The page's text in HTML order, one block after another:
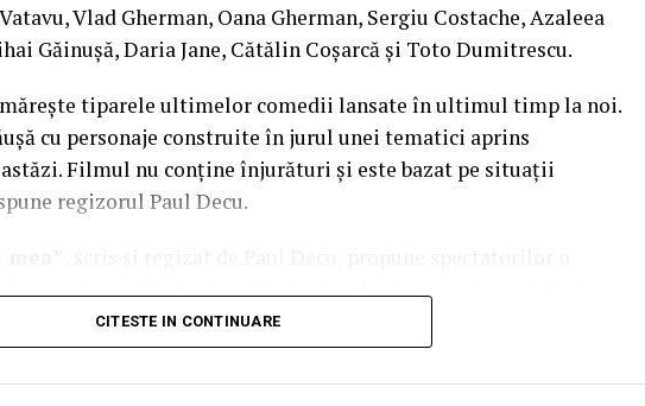
Vlad Gherman, Oana Gherman, Sergiu Costache, Azaleea
Găinușă, Daria Jane, Cătălin Coșarcă și Toto Dumitrescu.
tiparele ultimelor comedii lansate în ultimul timp la noi.
cu personaje construite în jurul unei tematici aprins
Filmul nu conține înjurături și este bazat pe situații
regizorul Paul Decu.
situații des întâlnite în micile certuri dintr-un cuplu: pentru cine e
unei provocări pe care patru cupluri de prieteni o duc la bun
într-un weekend, personajele ajung să câștige o altă viziune
presupunerile, orgoliile și preconcepțiile, pentru a
CITESTE IN CONTINUARE